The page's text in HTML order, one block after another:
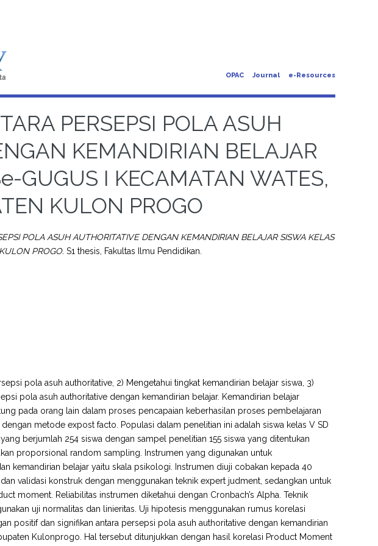
OPAC Journal e-Resources
PERSEPSI POLA ASUH
KEMANDIRIAN BELAJAR
GUGUS I KECAMATAN WATES,
KULON PROGO
POLA ASUH AUTHORITATIVE DENGAN KEMANDIRIAN BELAJAR SISWA KELAS
PROGO. S1 thesis, Fakultas Ilmu Pendidikan.
pola asuh authoritative, 2) Mengetahui tingkat kemandirian belajar siswa, 3)
pola asuh authoritative dengan kemandirian belajar. Kemandirian belajar
pada orang lain dalam proses pencapaian keberhasilan proses pembelajaran
metode expost facto. Populasi dalam penelitian ini adalah siswa kelas V SD
berjumlah 254 siswa dengan sampel penelitian 155 siswa yang ditentukan
proporsional random sampling. Instrumen yang digunakan untuk
kemandirian belajar yaitu skala psikologi. Instrumen diuji cobakan kepada 40
validasi konstruk dengan menggunakan teknik expert judment, sedangkan untuk
moment. Reliabilitas instrumen diketahui dengan Cronbach’s Alpha. Teknik
uji normalitas dan linieritas. Uji hipotesis menggunakan rumus korelasi
positif dan signifikan antara persepsi pola asuh authoritative dengan kemandirian
Kulonprogo. Hal tersebut ditunjukkan dengan hasil korelasi Product Moment